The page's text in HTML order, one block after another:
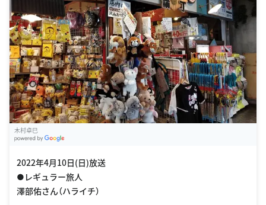
木村卓巳
2022年4月10日(日)放送
●レギュラー旅人
澤部佑さん（ハライチ）